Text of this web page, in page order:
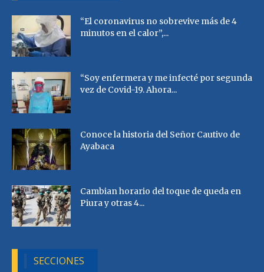
“El coronavirus no sobrevive más de 4
minutos en el calor”,...
“Soy enfermera y me infecté por segunda
vez de Covid-19. Ahora...
Conoce la historia del Señor Cautivo de
Ayabaca
Cambian horario del toque de queda en
Piura y otras 4...
SECCIONES